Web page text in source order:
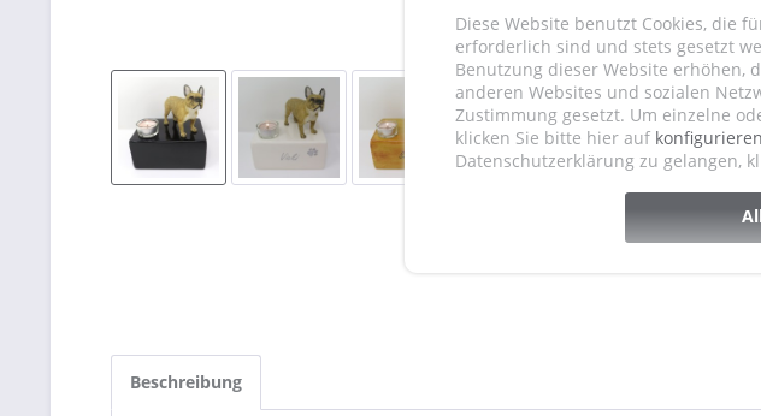
Beschreibung
Diese Website benutzt Cookies, die
erforderlich sind und stets gesetzt
Benutzung dieser Website
anderen Websites und sozialen
Zustimmung gesetzt. Um einzelne
klicken Sie bitte hier auf konfigurieren
Datenschutzerklärung zu gelangen,